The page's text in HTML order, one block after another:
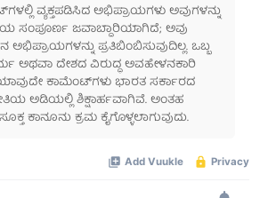
ವ್ಯಕ್ತಪಡಿಸಿದ ಅಭಿಪ್ರಾಯಗಳು ಅವುಗಳನ್ನು
ಸಂಪೂರ್ಣ ಜವಾಬ್ದಾರಿಯಾಗಿದೆ; ಅವು
ನ ಅಭಿಪ್ರಾಯಗಳನ್ನು ಪ್ರತಿಬಿಂಬಿಸುವುದಿಲ್ಲ. ಒಬ್ಬ
ಅಥವಾ ದೇಶದ ವಿರುದ್ಧ ಅವಹೇಳನಕಾರಿ
ಕಾಮೆಂಟ್‌ಗಳು ಭಾರತ ಸರ್ಕಾರದ
ಅಡಿಯಲ್ಲಿ ಶಿಕ್ಷಾರ್ಹವಾಗಿವೆ. ಅಂತಹ
ಕಾನೂನು ಕ್ರಮ ಕೈಗೊಳ್ಳಲಾಗುವುದು.